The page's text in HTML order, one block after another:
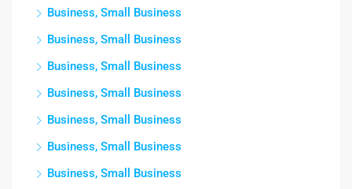
Business, Small Business
Business, Small Business
Business, Small Business
Business, Small Business
Business, Small Business
Business, Small Business
Business, Small Business